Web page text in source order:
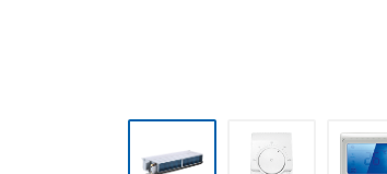
конденсаторные блоки